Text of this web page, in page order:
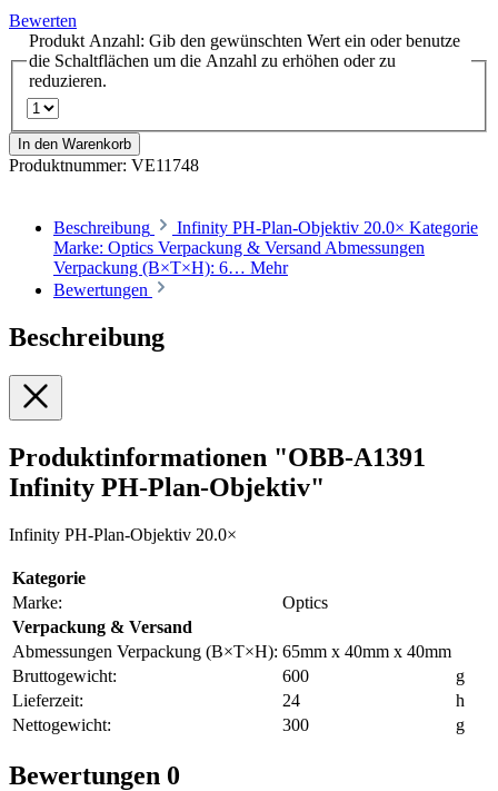
Bewerten
Produkt Anzahl: Gib den gewünschten Wert ein oder benutze
die Schaltflächen um die Anzahl zu erhöhen oder zu
reduzieren.
In den Warenkorb
Produktnummer: VE11748
Beschreibung
Infinity PH-Plan-Objektiv 20.0× Kategorie
Marke: Optics Verpackung & Versand Abmessungen
Verpackung (B×T×H): 6… Mehr
Bewertungen
Beschreibung
Produktinformationen "OBB-A1391
Infinity PH-Plan-Objektiv"
Infinity PH-Plan-Objektiv 20.0×
Kategorie
Marke:
Optics
Verpackung & Versand
Abmessungen Verpackung (B×T×H): 65mm x 40mm x 40mm
Bruttogewicht:
600
g
Lieferzeit:
24
h
Nettogewicht:
300 g
Bewertungen 0